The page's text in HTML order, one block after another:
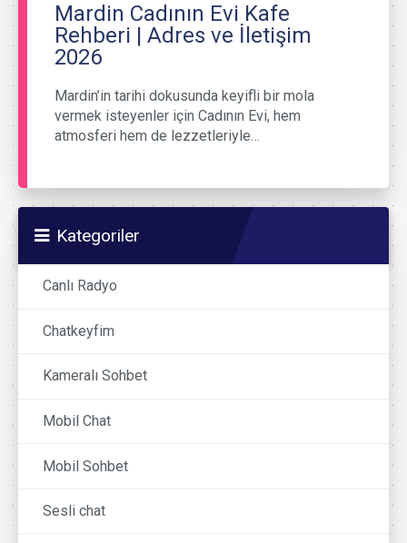
Mardin Cadının Evi Kafe
Rehberi | Adres ve İletişim
2026
Mardin’in tarihi dokusunda keyifli bir mola
vermek isteyenler için Cadının Evi, hem
atmosferi hem de lezzetleriyle…
Kategoriler
Canlı Radyo
Chatkeyfim
Kameralı Sohbet
Mobil Chat
Mobil Sohbet
Sesli chat